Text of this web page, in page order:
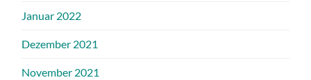
Januar 2022
Dezember 2021
November 2021